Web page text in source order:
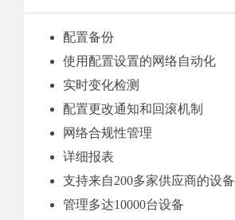
配置备份
使用配置设置的网络自动化
实时变化检测
配置更改通知和回滚机制
网络合规性管理
详细报表
支持来自200多家供应商的设备
管理多达10000台设备